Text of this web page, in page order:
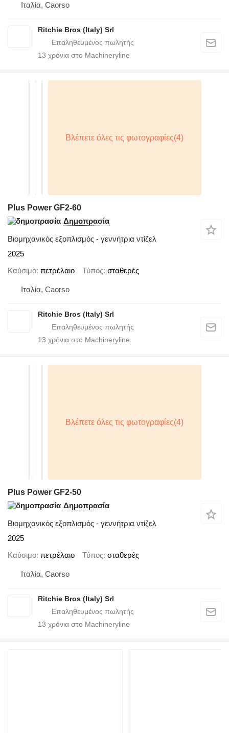
Ιταλία, Caorso
Ritchie Bros (Italy) Srl
13 χρόνια στο Machineryline
Plus Power GF2-60
Δημοπρασία
Βιομηχανικός εξοπλισμός - γεννήτρια ντίζελ
2025
Καύσιμο πετρέλαιο Τύπος σταθερές
Ιταλία, Caorso
Ritchie Bros (Italy) Srl
13 χρόνια στο Machineryline
Plus Power GF2-50
Δημοπρασία
Βιομηχανικός εξοπλισμός - γεννήτρια ντίζελ
2025
Καύσιμο πετρέλαιο Τύπος σταθερές
Ιταλία, Caorso
Ritchie Bros (Italy) Srl
13 χρόνια στο Machineryline